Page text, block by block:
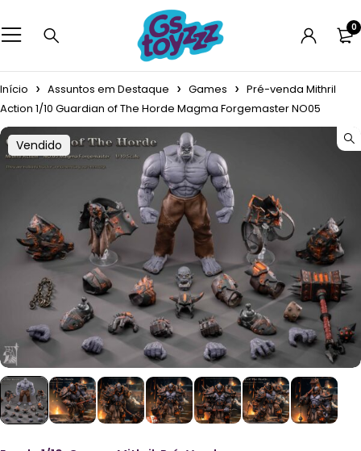
0
Início Assuntos em Destaque Games
Pré-venda Mithril
Action 1/10 Guardian of The Horde Magma Forgemaster NO05
Vendido